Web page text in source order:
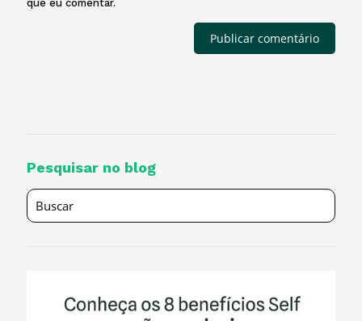
que eu comentar.
Pesquisar no blog